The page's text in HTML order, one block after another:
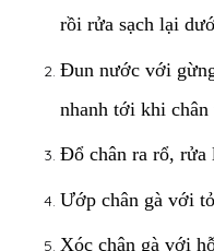
rồi rửa sạch lại
Đun nước với
nhanh tới khi
Đổ chân ra rổ, rửa
Ướp chân gà với
Xóc chân gà với